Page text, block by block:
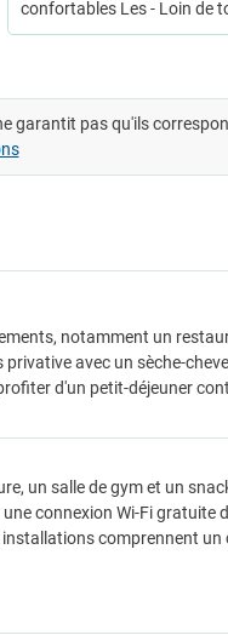
confortables Les - Loin de
garantit pas qu'ils
notamment un
avec un sèche-
d'un petit-déjeuner
un salle de gym et un
connexion Wi-Fi gratuite
comprennent